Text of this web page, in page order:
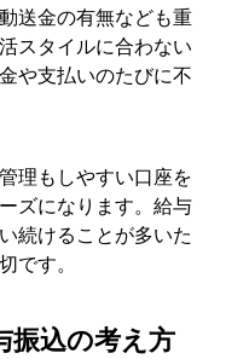
送金の有無なども重
スタイルに合わない
や支払いのたびに不
理もしやすい口座を
ズになります。給与
続けることが多いた
です。
振込の考え方